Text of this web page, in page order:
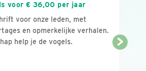
voor € 36,00 per jaar
voor onze leden, met
en opmerkelijke verhalen.
help je de vogels.